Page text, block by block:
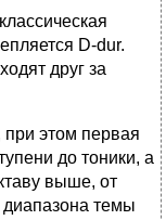
D-dur.
друг за
при этом первая
до тоники, а
выше, от
диапазона темы